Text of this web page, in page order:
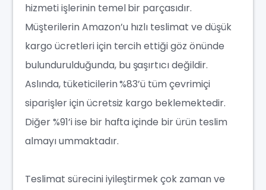
hizmeti işlerinin temel bir parçasıdır.
Müşterilerin Amazon’u hızlı teslimat ve düşük
kargo ücretleri için tercih ettiği göz önünde
bulundurulduğunda, bu şaşırtıcı değildir.
Aslında, tüketicilerin %83’ü tüm çevrimiçi
siparişler için ücretsiz kargo beklemektedir.
Diğer %91’i ise bir hafta içinde bir ürün teslim
almayı ummaktadır.
Teslimat sürecini iyileştirmek çok zaman ve